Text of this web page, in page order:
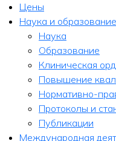
Цены
Наука и образование
Наука
Образование
Клиническая
Повышение
Нормативно-
Протоколы и
Публикации
Международная